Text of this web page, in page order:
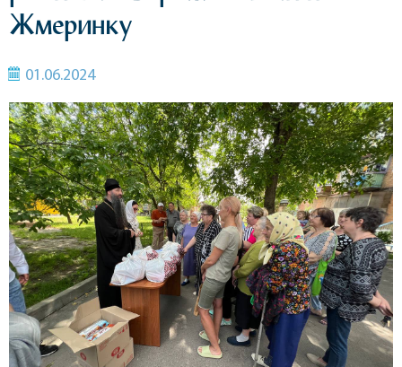
Жмеринку
01.06.2024